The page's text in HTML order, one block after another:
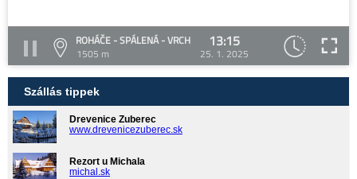
ROHÁČE - SPÁLENÁ - VRCH
1505 m
13:15
25. 1. 2025
Szállás tippek
Drevenice Zuberec
www.drevenicezuberec.sk
Rezort u Michala
michal.sk